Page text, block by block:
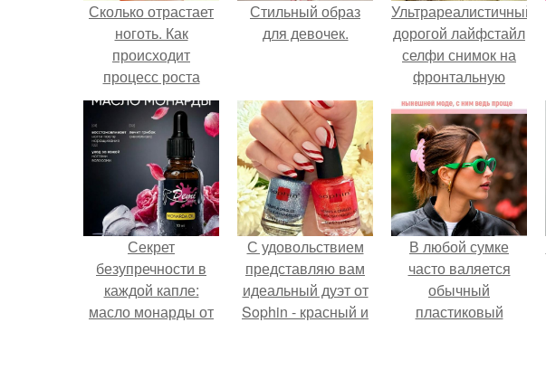
Сколько отрастает
ноготь. Как
происходит
процесс роста
ногтей
Стильный образ
для девочек.
Ультрареалистичный
дорогой лайфстайл
селфи снимок на
фронтальную
камеру.
Секрет
безупречности в
каждой капле:
масло монарды от
С удовольствием
представляю вам
идеальный дуэт от
Sophin - красный и
В любой сумке
часто валяется
обычный
пластиковый